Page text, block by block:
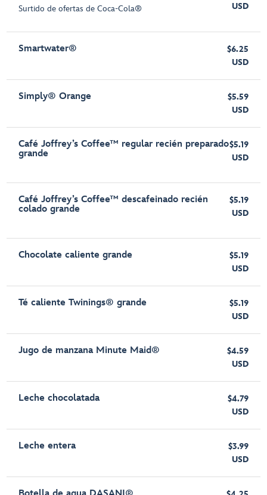
Surtido de ofertas de Coca-Cola®
USD
Smartwater®
$6.25
USD
Simply® Orange
$5.59
USD
Café Joffrey’s Coffee™ regular recién preparado
grande
$5.19
USD
Café Joffrey’s Coffee™ descafeinado recién
colado grande
$5.19
USD
Chocolate caliente grande
$5.19
USD
Té caliente Twinings® grande
$5.19
USD
Jugo de manzana Minute Maid®
$4.59
USD
Leche chocolatada
$4.79
USD
Leche entera
$3.99
USD